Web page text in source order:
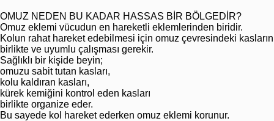
OMUZ NEDEN BU KADAR HASSAS BİR BÖLGEDİR?
Omuz eklemi vücudun en hareketli eklemlerinden biridir.
Kolun rahat hareket edebilmesi için omuz çevresindeki kasların
birlikte ve uyumlu çalışması gerekir.
Sağlıklı bir kişide beyin;
omuzu sabit tutan kasları,
kolu kaldıran kasları,
kürek kemiğini kontrol eden kasları
birlikte organize eder.
Bu sayede kol hareket ederken omuz eklemi korunur.